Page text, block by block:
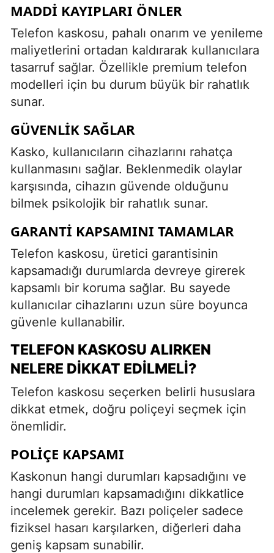
MADDI KAYIPLARI ÖNLER
Telefon kaskosu, pahalı onarım ve yenileme
maliyetlerini ortadan kaldırarak kullanıcılara
tasarruf sağlar. Özellikle premium telefon
modelleri için bu durum büyük bir rahatlık
sunar.
GÜVENLIK SAĞLAR
Kasko, kullanıcıların cihazlarını rahatça
kullanmasını sağlar. Beklenmedik olaylar
karşısında, cihazın güvende olduğunu
bilmek psikolojik bir rahatlık sunar.
GARANTI KAPSAMINI TAMAMLAR
Telefon kaskosu, üretici garantisinin
kapsamadığı durumlarda devreye girerek
kapsamlı bir koruma sağlar. Bu sayede
kullanıcılar cihazlarını uzun süre boyunca
güvenle kullanabilir.
TELEFON KASKOSU ALIRKEN
NELERE DIKKAT EDILMELI?
Telefon kaskosu seçerken belirli hususlara
dikkat etmek, doğru poliçeyi seçmek için
önemlidir.
POLIÇE KAPSAMI
Kaskonun hangi durumları kapsadığını ve
hangi durumları kapsamadığını dikkatlice
incelemek gerekir. Bazı poliçeler sadece
fiziksel hasarı karşılarken, diğerleri daha
geniş kapsam sunabilir.